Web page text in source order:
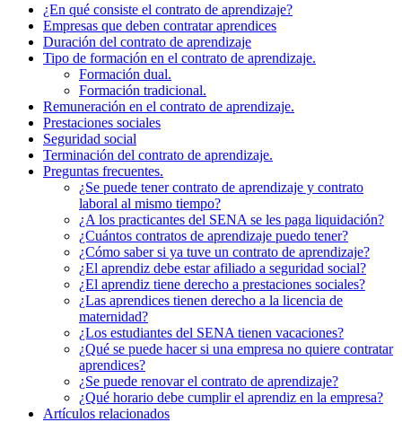
¿En qué consiste el contrato de aprendizaje?
Empresas que deben contratar aprendices
Duración del contrato de aprendizaje
Tipo de formación en el contrato de aprendizaje.
Formación dual.
Formación tradicional.
Remuneración en el contrato de aprendizaje.
Prestaciones sociales
Seguridad social
Terminación del contrato de aprendizaje.
Preguntas frecuentes.
¿Se puede tener contrato de aprendizaje y contrato
laboral al mismo tiempo?
¿A los practicantes del SENA se les paga liquidación?
¿Cuántos contratos de aprendizaje puedo tener?
¿Cómo saber si ya tuve un contrato de aprendizaje?
¿El aprendiz debe estar afiliado a seguridad social?
¿El aprendiz tiene derecho a prestaciones sociales?
¿Las aprendices tienen derecho a la licencia de
maternidad?
¿Los estudiantes del SENA tienen vacaciones?
¿Qué se puede hacer si una empresa no quiere contratar
aprendices?
¿Se puede renovar el contrato de aprendizaje?
¿Qué horario debe cumplir el aprendiz en la empresa?
Artículos relacionados